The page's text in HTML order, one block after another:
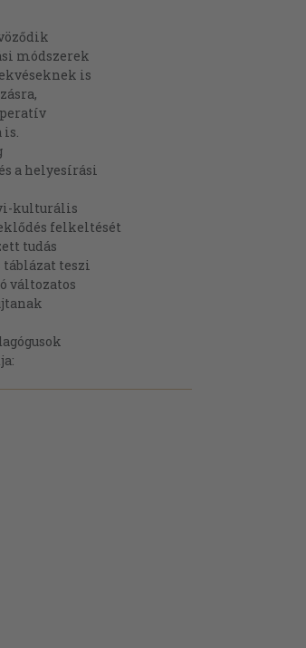
módszerek
is
is.
a helyesírási
kulturális
felkeltését
tudás
táblázat teszi
változatos